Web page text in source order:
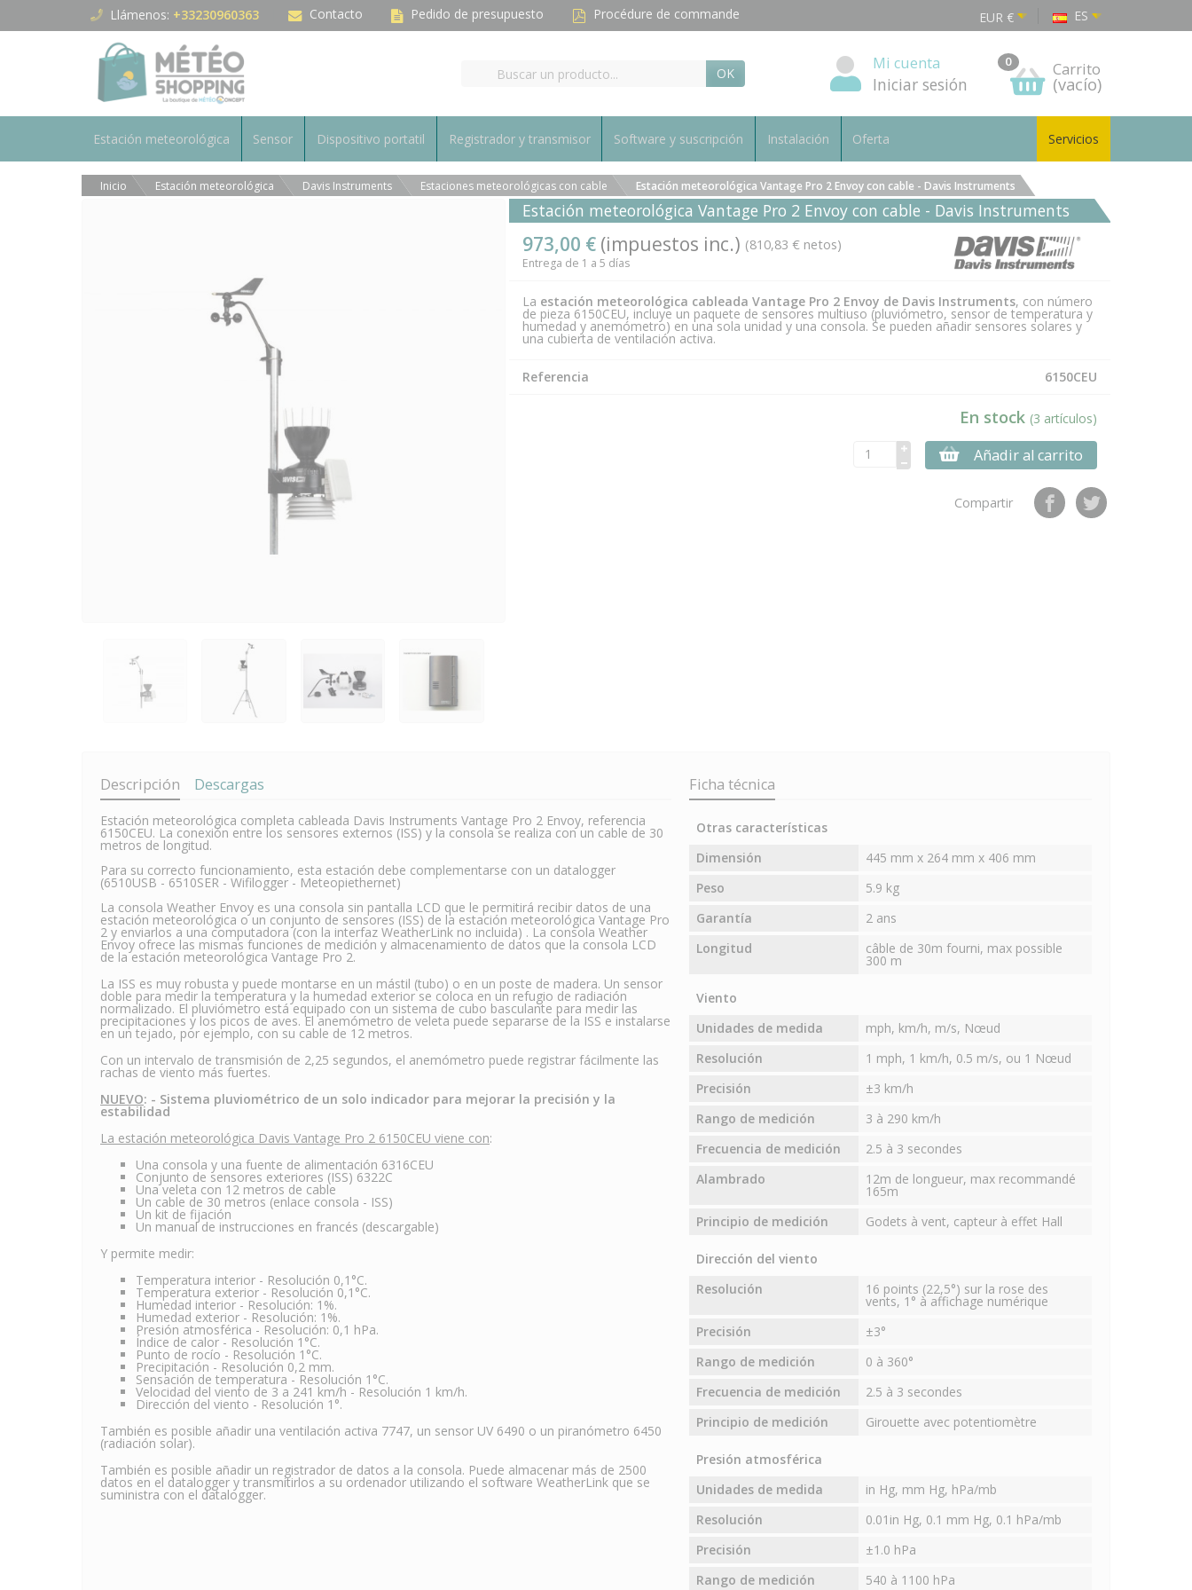
Llámenos: +33230960363 Contacto Pedido de presupuesto Procédure de commande EUR € ES
OK
Mi cuenta
Iniciar sesión
0 Carrito
(vacío)
Estación meteorológica Sensor Dispositivo portatil Registrador y transmisor Software y suscripción Instalación Oferta Servicios
Inicio Estación meteorológica Davis Instruments Estaciones meteorológicas con cable Estación meteorológica Vantage Pro 2 Envoy con cable - Davis Instruments
Estación meteorológica Vantage Pro 2 Envoy con cable - Davis Instruments
973,00 € (impuestos inc.) (810,83 € netos)
Entrega de 1 a 5 días
La estación meteorológica cableada Vantage Pro 2 Envoy de Davis Instruments, con número
de pieza 6150CEU, incluye un paquete de sensores multiuso (pluviómetro, sensor de temperatura y
humedad y anemómetro) en una sola unidad y una consola. Se pueden añadir sensores solares y
una cubierta de ventilación activa.
Referencia 6150CEU
En stock (3 artículos)
Añadir al carrito
Compartir
Descripción Descargas
Estación meteorológica completa cableada Davis Instruments Vantage Pro 2 Envoy, referencia
6150CEU. La conexión entre los sensores externos (ISS) y la consola se realiza con un cable de 30
metros de longitud.
Para su correcto funcionamiento, esta estación debe complementarse con un datalogger
(6510USB - 6510SER - Wifilogger - Meteopiethernet)
La consola Weather Envoy es una consola sin pantalla LCD que le permitirá recibir datos de una
estación meteorológica o un conjunto de sensores (ISS) de la estación meteorológica Vantage Pro
2 y enviarlos a una computadora (con la interfaz WeatherLink no incluida) . La consola Weather
Envoy ofrece las mismas funciones de medición y almacenamiento de datos que la consola LCD
de la estación meteorológica Vantage Pro 2.
La ISS es muy robusta y puede montarse en un mástil (tubo) o en un poste de madera. Un sensor
doble para medir la temperatura y la humedad exterior se coloca en un refugio de radiación
normalizado. El pluviómetro está equipado con un sistema de cubo basculante para medir las
precipitaciones y los picos de aves. El anemómetro de veleta puede separarse de la ISS e instalarse
en un tejado, por ejemplo, con su cable de 12 metros.
Con un intervalo de transmisión de 2,25 segundos, el anemómetro puede registrar fácilmente las
rachas de viento más fuertes.
NUEVO: - Sistema pluviométrico de un solo indicador para mejorar la precisión y la
estabilidad
La estación meteorológica Davis Vantage Pro 2 6150CEU viene con:
Una consola y una fuente de alimentación 6316CEU
Conjunto de sensores exteriores (ISS) 6322C
Una veleta con 12 metros de cable
Un cable de 30 metros (enlace consola - ISS)
Un kit de fijación
Un manual de instrucciones en francés (descargable)
Y permite medir:
Temperatura interior - Resolución 0,1°C.
Temperatura exterior - Resolución 0,1°C.
Humedad interior - Resolución: 1%.
Humedad exterior - Resolución: 1%.
Presión atmosférica - Resolución: 0,1 hPa.
Índice de calor - Resolución 1°C.
Punto de rocío - Resolución 1°C.
Precipitación - Resolución 0,2 mm.
Sensación de temperatura - Resolución 1°C.
Velocidad del viento de 3 a 241 km/h - Resolución 1 km/h.
Dirección del viento - Resolución 1°.
También es posible añadir una ventilación activa 7747, un sensor UV 6490 o un piranómetro 6450
(radiación solar).
También es posible añadir un registrador de datos a la consola. Puede almacenar más de 2500
datos en el datalogger y transmitirlos a su ordenador utilizando el software WeatherLink que se
suministra con el datalogger.
Ficha técnica
Otras características
Dimensión
445 mm x 264 mm x 406 mm
Peso
5.9 kg
Garantía
2 ans
Longitud
câble de 30m fourni, max possible
300 m
Viento
Unidades de medida
mph, km/h, m/s, Nœud
Resolución
1 mph, 1 km/h, 0.5 m/s, ou 1 Nœud
Precisión
±3 km/h
Rango de medición
3 à 290 km/h
Frecuencia de medición
2.5 à 3 secondes
Alambrado
12m de longueur, max recommandé
165m
Principio de medición
Godets à vent, capteur à effet Hall
Dirección del viento
Resolución
16 points (22,5°) sur la rose des
vents, 1° à affichage numérique
Precisión
±3°
Rango de medición
0 à 360°
Frecuencia de medición
2.5 à 3 secondes
Principio de medición
Girouette avec potentiomètre
Presión atmosférica
Unidades de medida
in Hg, mm Hg, hPa/mb
Resolución
0.01in Hg, 0.1 mm Hg, 0.1 hPa/mb
Precisión
±1.0 hPa
Rango de medición
540 à 1100 hPa
Panel de gestión de cookies